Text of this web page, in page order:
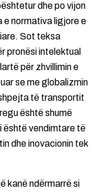
dhe po vijon
e normativa ligjore e
Sot teksa
pronësi intelektual
për zhvillimin e
se me globalizmin
të transportit
është shumë
është vendimtare të
dhe inovacionin tek
kanë ndërmarrë si